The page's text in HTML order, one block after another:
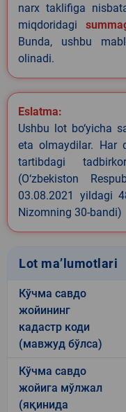
narx taklifiga
miqdoridagi
Bunda, ushbu
olinadi.
Eslatma:
Ushbu lot bo‘yicha
eta olmaydilar. Har
tartibdagi
(O‘zbekiston
03.08.2021 yildagi
Nizomning 30-bandi)
Lot ma’lumotlari
Кўчма савдо
жойининг
кадастр коди
(мавжуд бўлса)
Кўчма савдо
жойига мўлжал
(яқинида